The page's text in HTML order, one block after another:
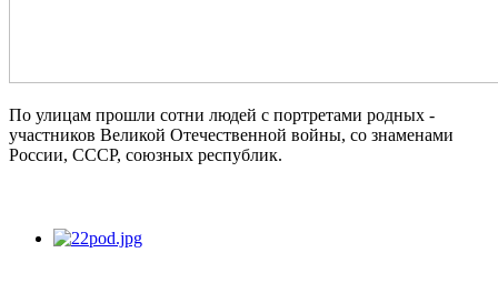
По улицам прошли сотни людей с портретами родных -
участников Великой Отечественной войны, со знаменами
России, СССР, союзных республик.